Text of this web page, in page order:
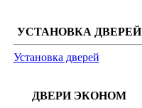
УСТАНОВКА ДВЕРЕЙ
Установка дверей
ДВЕРИ ЭКОНОМ